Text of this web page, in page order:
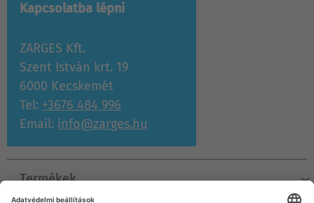
Kapcsolatba lépni
ZARGES Kft.
Szent István krt. 19
6000 Kecskemét
Tel: +3676 484 996
Email: info@zarges.hu
Termékek